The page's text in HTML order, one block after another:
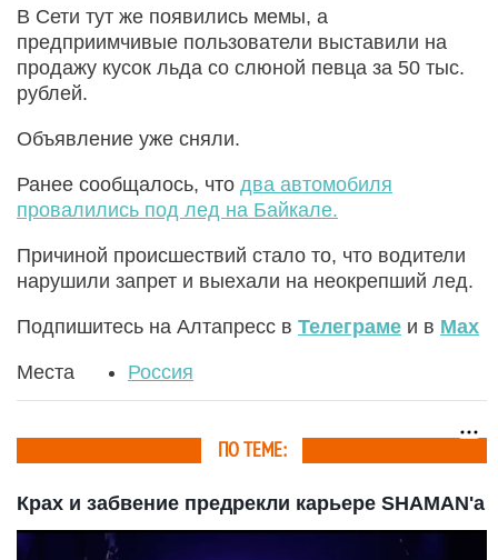
В Сети тут же появились мемы, а
предприимчивые пользователи выставили на
продажу кусок льда со слюной певца за 50 тыс.
рублей.
Объявление уже сняли.
Ранее сообщалось, что два автомобиля
провалились под лед на Байкале.
Причиной происшествий стало то, что водители
нарушили запрет и выехали на неокрепший лед.
Подпишитесь на Алтапресс в Телеграме и в Max
Места Россия
ПО ТЕМЕ:
Крах и забвение предрекли карьере SHAMAN'а